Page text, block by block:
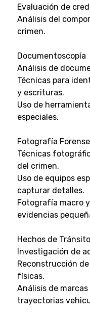
Evaluación de
Análisis del
crimen.
Documentoscopía
Análisis de
Técnicas para
y escrituras.
Uso de
especiales.
Fotografía Forense
Técnicas
del crimen.
Uso de equipos
capturar detalles.
Fotografía macro
evidencias
Hechos de
Investigación de
Reconstrucción
físicas.
Análisis de
trayectorias